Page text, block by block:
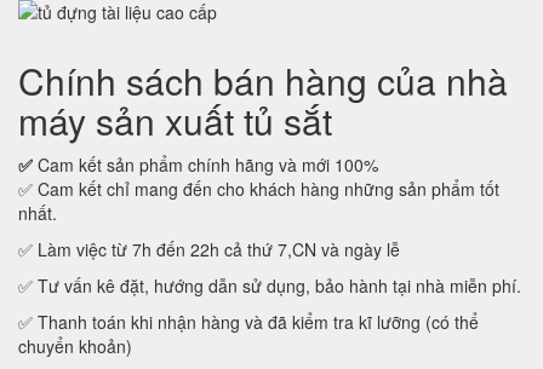
Chính sách bán hàng của nhà
máy sản xuất tủ sắt
✅ Cam kết sản phẩm chính hãng và mới 100%
✅ Cam kết chỉ mang đến cho khách hàng những sản phẩm tốt
nhất.
✅ Làm việc từ 7h đến 22h cả thứ 7,CN và ngày lễ
✅ Tư vấn kê đặt, hướng dẫn sử dụng, bảo hành tại nhà miễn phí.
✅ Thanh toán khi nhận hàng và đã kiểm tra kĩ lưỡng (có thể
chuyển khoản)